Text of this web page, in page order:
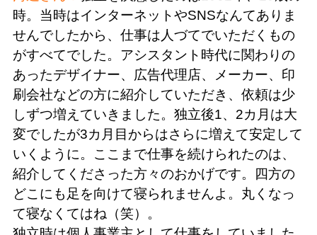
時。当時はインターネットやSNSなんてありま
せんでしたから、仕事は人づてでいただくもの
がすべてでした。アシスタント時代に関わりの
あったデザイナー、広告代理店、メーカー、印
刷会社などの方に紹介していただき、依頼は少
しずつ増えていきました。独立後1、2カ月は大
変でしたが3カ月目からはさらに増えて安定して
いくように。ここまで仕事を続けられたのは、
紹介してくださった方々のおかげです。四方の
どこにも足を向けて寝られませんよ。丸くなっ
て寝なくてはね（笑）。